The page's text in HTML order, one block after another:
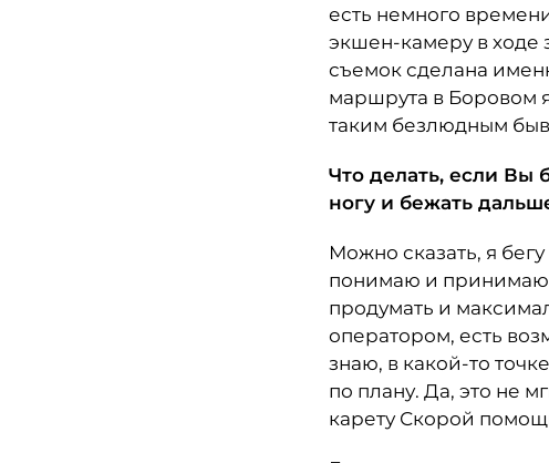
есть немного
экшен-камеру в ходе
съемок сделана
маршрута в Боровом
таким безлюдным
Что делать, если Вы
ногу и бежать
Можно сказать, я
понимаю и принимаю.
продумать и
оператором, есть
знаю, в какой-то
по плану. Да, это не
карету Скорой